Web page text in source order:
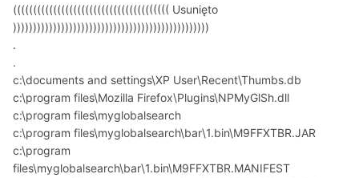
((((((((((((((((((((((((((((((((((((((( Usunięto
)))))))))))))))))))))))))))))))))))))))))))))))))
.
.
c:\documents and settings\XP User\Recent\Thumbs.db
c:\program files\Mozilla Firefox\Plugins\NPMyGlSh.dll
c:\program files\myglobalsearch
c:\program files\myglobalsearch\bar\1.bin\M9FFXTBR.JAR
c:\program
files\myglobalsearch\bar\1.bin\M9FFXTBR.MANIFEST